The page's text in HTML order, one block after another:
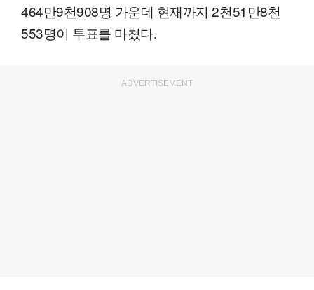
464만9천908명 가운데 현재까지 2천51만8천
553명이 투표를 마쳤다.
ADVERTISEMENT